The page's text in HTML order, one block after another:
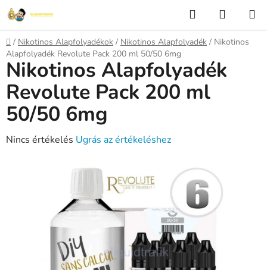
Ugrás
fő
tartalomhoz
KeresésKOSÁR
Kezdőlap
/ Nikotinos Alapfolyadékok / Nikotinos Alapfolyadék / Nikotinos
Alapfolyadék Revolute Pack 200 ml 50/50 6mg
Nikotinos Alapfolyadék
Revolute Pack 200 ml
50/50 6mg
A
Nincs értékelés Ugrás az értékeléshez